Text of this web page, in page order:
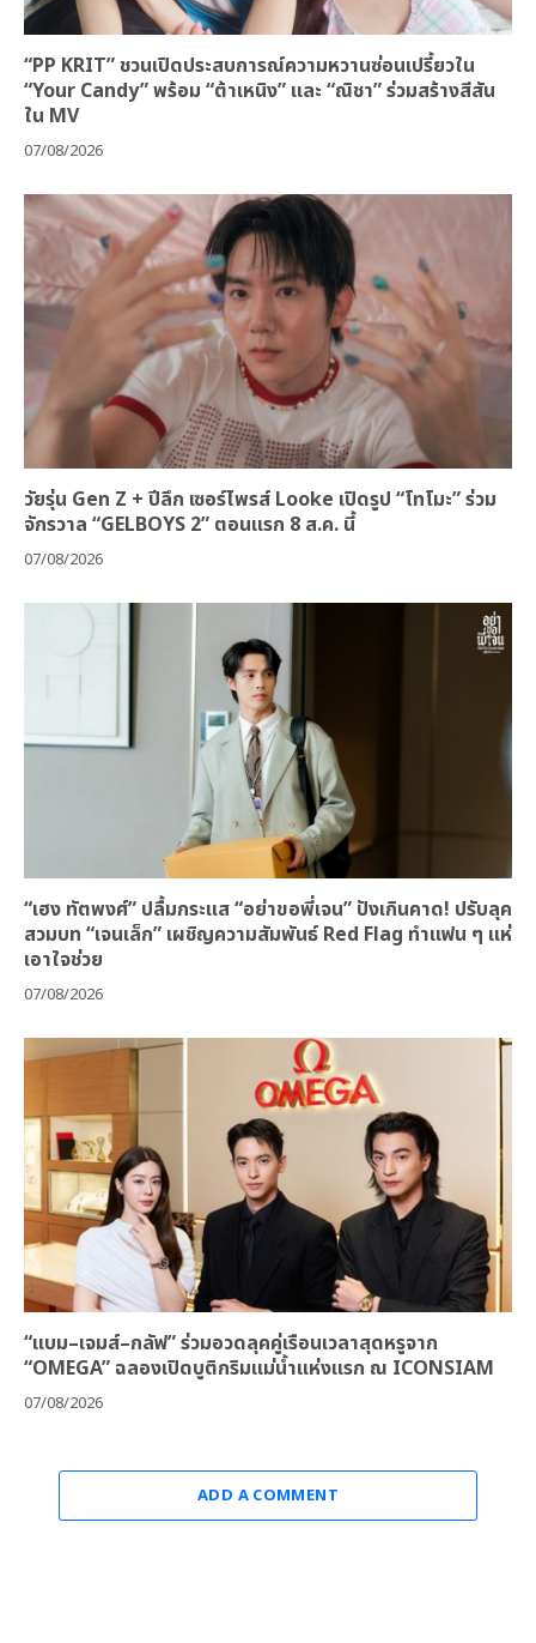
“PP KRIT” ชวนเปิดประสบการณ์ความหวานซ่อนเปรี้ยวใน
“Your Candy” พร้อม “ต้าเหนิง” และ “ณิชา” ร่วมสร้างสีสัน
ใน MV
07/08/2026
วัยรุ่น Gen Z + ปีลึก เซอร์ไพรส์ Looke เปิดรูป “โทโมะ” ร่วม
จักรวาล “GELBOYS 2” ตอนแรก 8 ส.ค. นี้
07/08/2026
“เฮง ทัตพงศ์” ปลื้มกระแส “อย่าขอพี่เจน” ปังเกินคาด! ปรับลุค
สวมบท “เจนเล็ก” เผชิญความสัมพันธ์ Red Flag ทำแฟน ๆ แห่
เอาใจช่วย
07/08/2026
“แบม–เจมส์–กลัฟ” ร่วมอวดลุคคู่เรือนเวลาสุดหรูจาก
“OMEGA” ฉลองเปิดบูติกริมแม่น้ำแห่งแรก ณ ICONSIAM
07/08/2026
ADD A COMMENT